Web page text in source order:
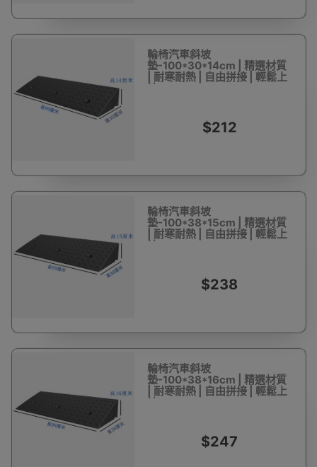
輪椅汽車斜坡
墊-100*30*14cm | 精選材質
| 耐寒耐熱 | 自由拼接 | 輕鬆上
坡
$212
輪椅汽車斜坡
墊-100*38*15cm | 精選材質
| 耐寒耐熱 | 自由拼接 | 輕鬆上
坡
$238
輪椅汽車斜坡
墊-100*38*16cm | 精選材質
| 耐寒耐熱 | 自由拼接 | 輕鬆上
坡
$247